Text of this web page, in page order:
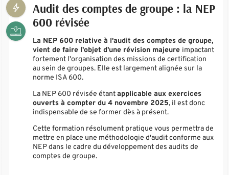
Audit des comptes de groupe : la NEP
600 révisée
La NEP 600 relative à l'audit des comptes de groupe,
vient de faire l'objet d'une révision majeure impactant
fortement l'organisation des missions de certification
au sein de groupes. Elle est largement alignée sur la
norme ISA 600.
La NEP 600 révisée étantapplicable aux exercices
ouverts à compter du 4 novembre 2025, il est donc
indispensable de se former dès à présent.
Cette formation résolument pratique vous permettra de
mettre en place une méthodologie d'audit conforme aux
NEP dans le cadre du développement des audits de
comptes de groupe.